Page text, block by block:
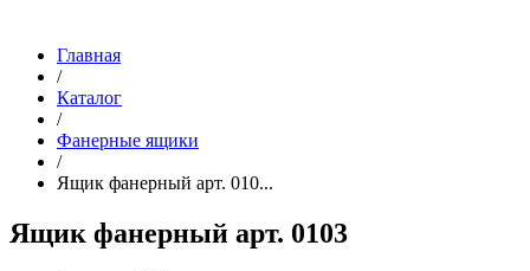
Главная
/
Каталог
/
Фанерные ящики
/
Ящик фанерный арт. 010...
Ящик фанерный арт. 0103